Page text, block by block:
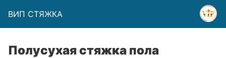
ВИП СТЯЖКА
Полусухая стяжка пола